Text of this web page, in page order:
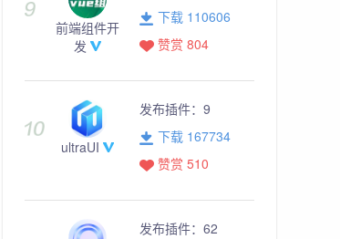
前端组件开
发
下载 110606
赞赏 804
ultraUI
发布插件： 9
下载 167734
赞赏 510
发布插件： 62